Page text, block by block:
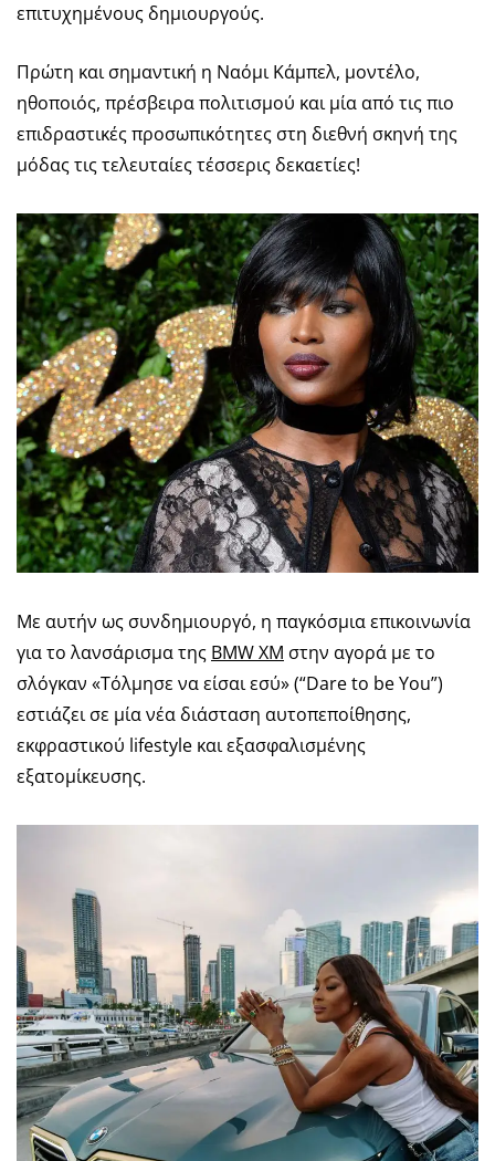
επιτυχημένους δημιουργούς.
Πρώτη και σημαντική η Ναόμι Κάμπελ, μοντέλο,
ηθοποιός, πρέσβειρα πολιτισμού και μία από τις πιο
επιδραστικές προσωπικότητες στη διεθνή σκηνή της
μόδας τις τελευταίες τέσσερις δεκαετίες!
Με αυτήν ως συνδημιουργό, η παγκόσμια επικοινωνία
για το λανσάρισμα της BMW XM στην αγορά με το
σλόγκαν «Τόλμησε να είσαι εσύ» (“Dare to be You”)
εστιάζει σε μία νέα διάσταση αυτοπεποίθησης,
εκφραστικού lifestyle και εξασφαλισμένης
εξατομίκευσης.